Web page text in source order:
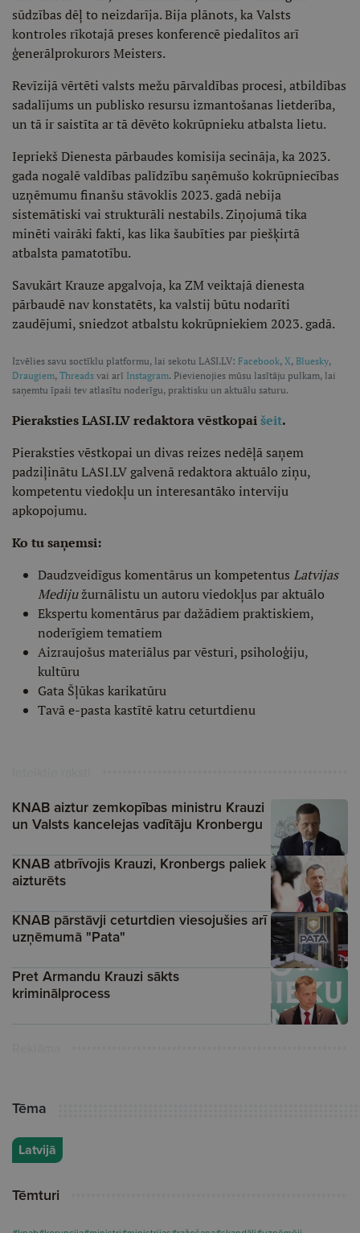
sūdzības dēļ to neizdarīja. Bija plānots, ka Valsts
kontroles rīkotajā preses konferencē piedalītos arī
ģenerālprokurors Meisters.
Revīzijā vērtēti valsts mežu pārvaldības procesi, atbildības
sadalījums un publisko resursu izmantošanas lietderība,
un tā ir saistīta ar tā dēvēto kokrūpnieku atbalsta lietu.
Iepriekš Dienesta pārbaudes komisija secināja, ka 2023.
gada nogalē valdības palīdzību saņēmušo kokrūpniecības
uzņēmumu finanšu stāvoklis 2023. gadā nebija
sistemātiski vai strukturāli nestabils. Ziņojumā tika
minēti vairāki fakti, kas lika šaubīties par piešķirtā
atbalsta pamatotību.
Savukārt Krauze apgalvoja, ka ZM veiktajā dienesta
pārbaudē nav konstatēts, ka valstij būtu nodarīti
zaudējumi, sniedzot atbalstu kokrūpniekiem 2023. gadā.
Izvēlies savu soctīklu platformu, lai sekotu LASI.LV: Facebook, X, Bluesky,
Draugiem, Threads vai arī Instagram. Pievienojies mūsu lasītāju pulkam, lai
saņemtu īpaši tev atlasītu noderīgu, praktisku un aktuālu saturu.
Pieraksties LASI.LV redaktora vēstkopaišeit.
Pieraksties vēstkopai un divas reizes nedēļā saņem
padziļinātu LASI.LV galvenā redaktora aktuālo ziņu,
kompetentu viedokļu un interesantāko interviju
apkopojumu.
Ko tu saņemsi:
Daudzveidīgus komentārus un kompetentus Latvijas
Medijužurnālistu un autoru viedokļus par aktuālo
Ekspertu komentārus par dažādiem praktiskiem,
noderīgiem tematiem
Aizraujošus materiālus par vēsturi, psiholoģiju,
kultūru
Gata Šļūkas karikatūru
Tavā e-pasta kastītē katru ceturtdienu
KNAB aiztur zemkopības ministru Krauzi
un Valsts kancelejas vadītāju Kronbergu
KNAB atbrīvojis Krauzi, Kronbergs paliek
aizturēts
KNAB pārstāvji ceturtdien viesojušies arī
uzņēmumā "Pata"
Pret Armandu Krauzi sākts
kriminālprocess
Tēma
Latvijā
Tēmturi